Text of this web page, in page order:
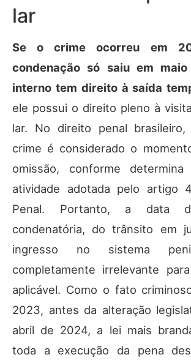
lar
Se o crime ocorreu em
condenação só saiu em
interno tem direito à saída
ele possui o direito pleno à
lar. No direito penal
crime é considerado o
omissão, conforme
atividade adotada pelo artigo
Penal. Portanto, a data
condenatória, do trânsito em
ingresso no sistema
completamente irrelevante
aplicável. Como o fato
2023, antes da alteração
abril de 2024, a lei mais
toda a execução da pena